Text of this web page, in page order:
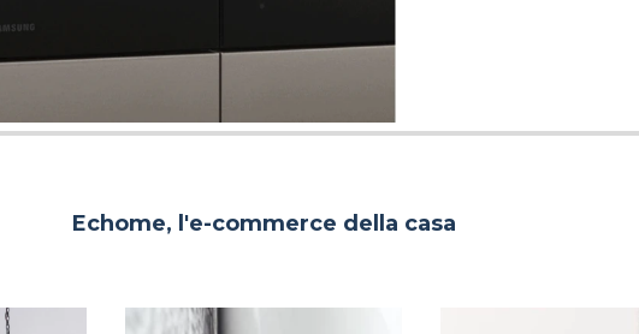
Echome, l'e-commerce della casa